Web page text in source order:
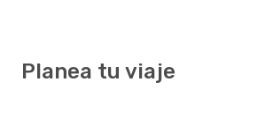
Planea tu viaje